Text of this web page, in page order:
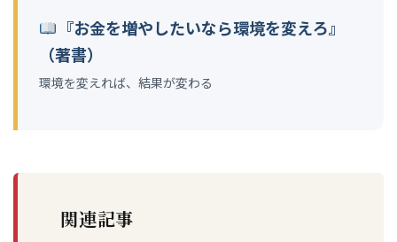
『お金を増やしたいなら環境を変えろ』
（著書）
環境を変えれば、結果が変わる
関連記事